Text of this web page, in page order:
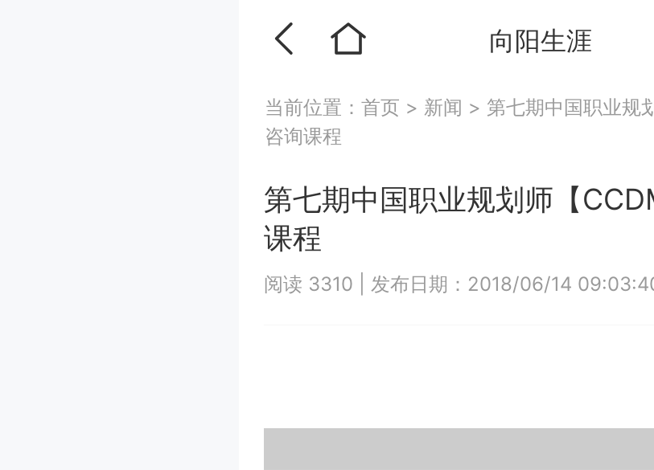
向阳生涯
当前位置： 首页 > 新闻 > 第七期中国职业规
咨询课程
第七期中国职业规划师【
课程
阅读 3310 发布日期：2018/06/14